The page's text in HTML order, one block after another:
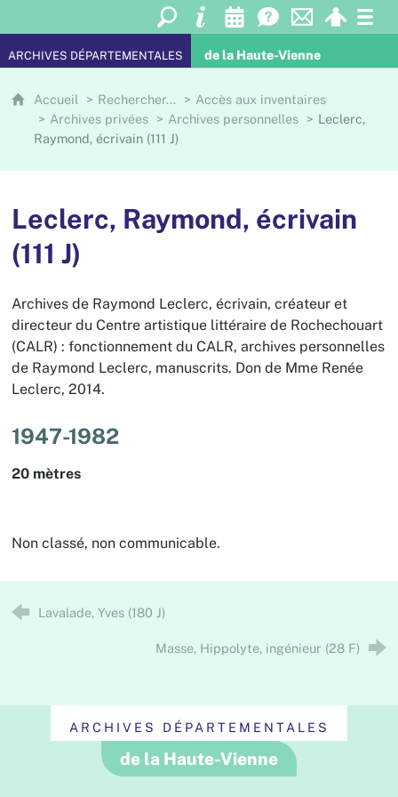
ARCHIVES DÉPARTEMENTALES de la Haute-Vienne
Accueil Rechercher…
Accès aux inventaires
Archives privées
Archives personnelles
Leclerc,
Raymond, écrivain (111 J)
Leclerc, Raymond, écrivain
(111 J)
Archives de Raymond Leclerc, écrivain, créateur et
directeur du Centre artistique littéraire de Rochechouart
(CALR) : fonctionnement du CALR, archives personnelles
de Raymond Leclerc, manuscrits. Don de Mme Renée
Leclerc, 2014.
1947-1982
20 mètres
Non classé, non communicable.
Lavalade, Yves (180 J)
Masse, Hippolyte, ingénieur (28 F)
ARCHIVES DÉPARTEMENTALES
de la Haute-Vienne